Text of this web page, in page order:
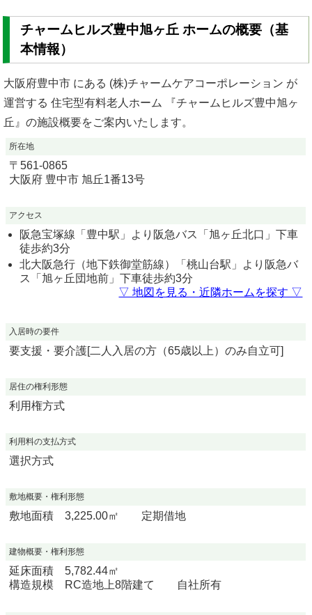
チャームヒルズ豊中旭ヶ丘 ホームの概要（基
本情報）
大阪府豊中市 にある (株)チャームケアコーポレーション が
運営する 住宅型有料老人ホーム 『チャームヒルズ豊中旭ヶ
丘』の施設概要をご案内いたします。
所在地
〒561-0865
大阪府 豊中市 旭丘1番13号
アクセス
阪急宝塚線「豊中駅」より阪急バス「旭ヶ丘北口」下車
徒歩約3分
北大阪急行（地下鉄御堂筋線）「桃山台駅」より阪急バ
ス「旭ヶ丘団地前」下車徒歩約3分
▽ 地図を見る・近隣ホームを探す ▽
入居時の要件
要支援・要介護[二人入居の方（65歳以上）のみ自立可]
居住の権利形態
利用権方式
利用料の支払方式
選択方式
敷地概要・権利形態
敷地面積 3,225.00㎡ 定期借地
建物概要・権利形態
延床面積 5,782.44㎡
構造規模 RC造地上8階建て 自社所有